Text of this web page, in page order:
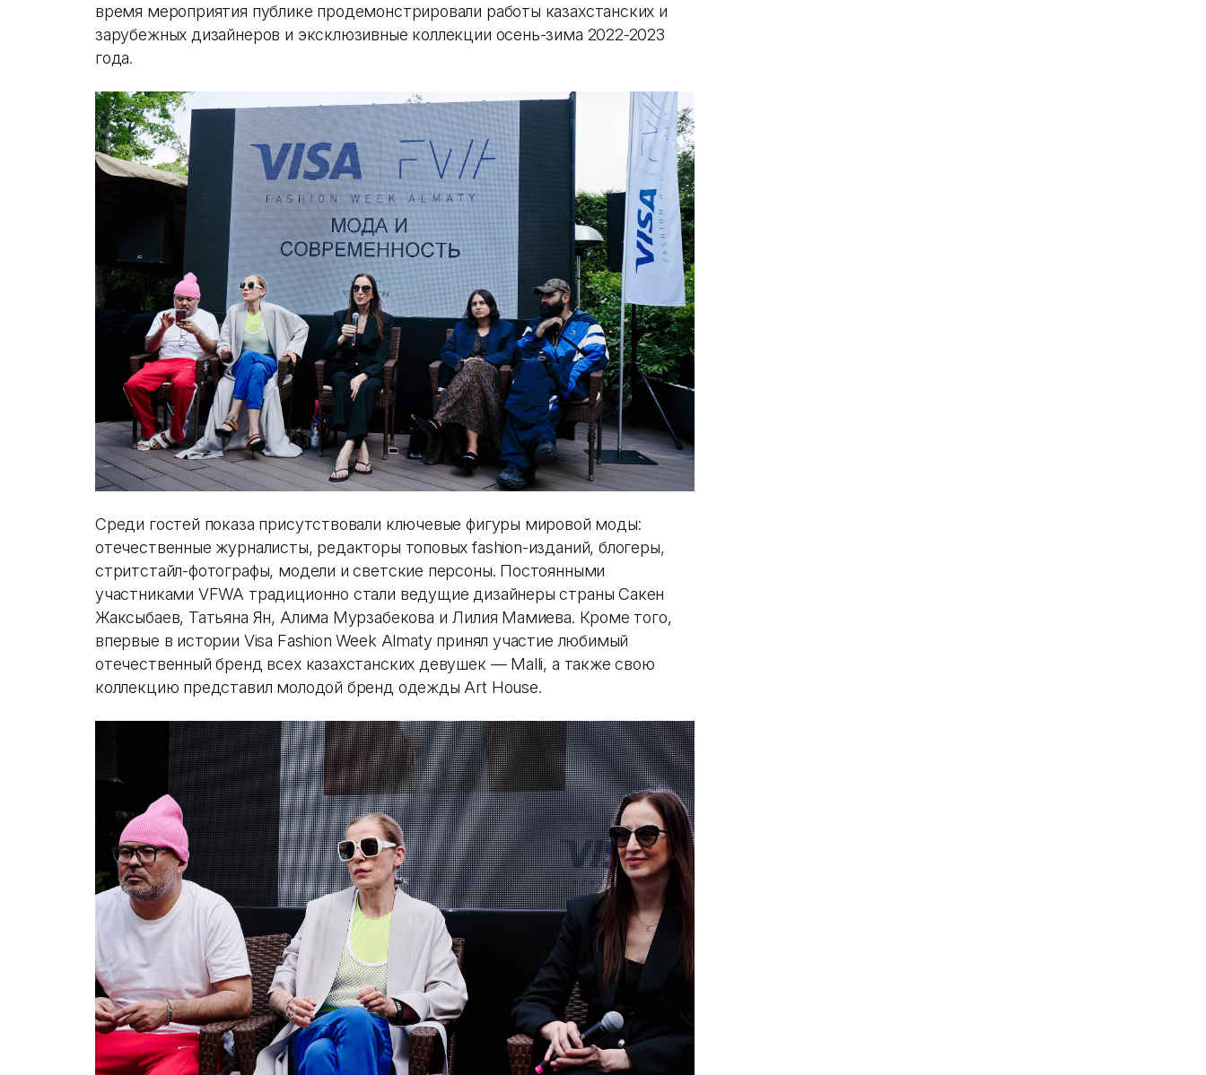
время мероприятия публике продемонстрировали работы казахстанских и
зарубежных дизайнеров и эксклюзивные коллекции осень-зима 2022-2023
года.
Среди гостей показа присутствовали ключевые фигуры мировой моды:
отечественные журналисты, редакторы топовых fashion-изданий, блогеры,
стритстайл-фотографы, модели и светские персоны. Постоянными
участниками VFWA традиционно стали ведущие дизайнеры страны Сакен
Жаксыбаев, Татьяна Ян, Алима Мурзабекова и Лилия Мамиева. Кроме того,
впервые в истории Visa Fashion Week Almaty принял участие любимый
отечественный бренд всех казахстанских девушек — Malli, а также свою
коллекцию представил молодой бренд одежды Art House.